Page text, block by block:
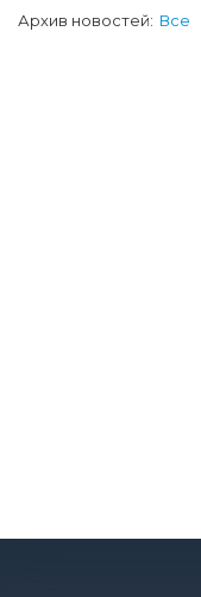
Архив новостей: Все